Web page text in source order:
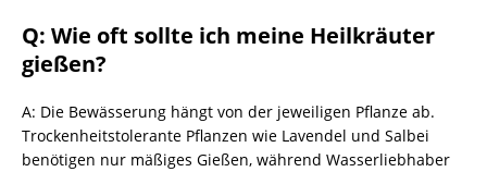
Q: Wie oft sollte ich meine Heilkräuter
gießen?
A: Die Bewässerung hängt von der jeweiligen Pflanze ab.
Trockenheitstolerante Pflanzen wie Lavendel und Salbei
benötigen nur mäßiges Gießen, während Wasserliebhaber